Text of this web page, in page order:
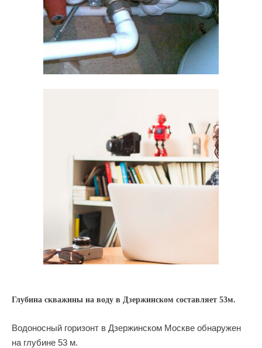
Глубина скважины на воду в Дзержинском составляет 53м.
Водоносный горизонт в Дзержинском Москве обнаружен
на глубине 53 м.